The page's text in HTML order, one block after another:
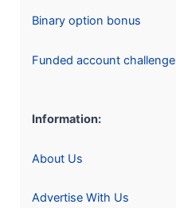
Binary option bonus
Funded account challenge
Information:
About Us
Advertise With Us